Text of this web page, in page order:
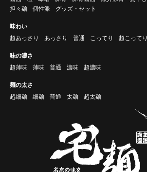
担々麺
個性派 グッズ・セット
味わい
超あっさり
あっさり 普通 こってり 超こってり
味の濃さ
超薄味
薄味 普通 濃味 超濃味
麺の太さ
超細麺
細麺 普通 太麺 超太麺